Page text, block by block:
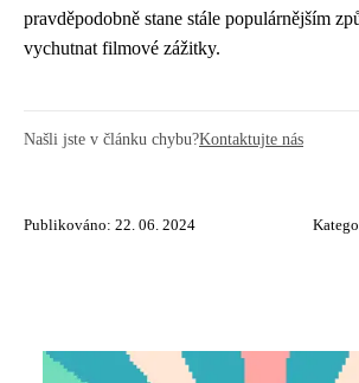
pravděpodobně stane stále populárnějším
vychutnat filmové zážitky.
Našli jste v článku chybu?Kontaktujte nás
Publikováno: 22. 06. 2024